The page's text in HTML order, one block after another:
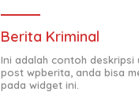
Berita Kriminal
Ini adalah contoh
post wpberita, anda bisa
pada widget ini.